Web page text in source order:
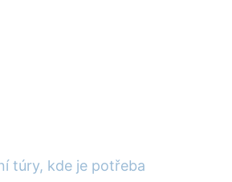
túry, kde je potřeba